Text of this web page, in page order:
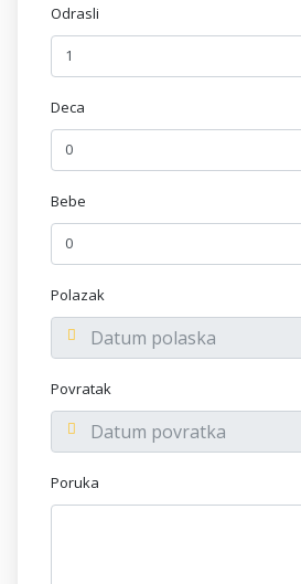
Odrasli
Deca
Bebe
Polazak
Povratak
Poruka